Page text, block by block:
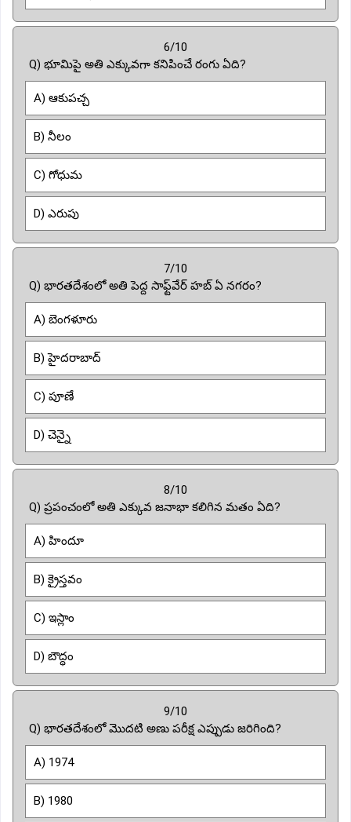
6/10
Q) భూమిపై అతి ఎక్కువగా కనిపించే రంగు ఏది?
A) ఆకుపచ్చ
B) నీలం
C) గోధుమ
D) ఎరుపు
7/10
Q) భారతదేశంలో అతి పెద్ద సాఫ్ట్‌వేర్ హబ్ ఏ నగరం?
A) బెంగళూరు
B) హైదరాబాద్
C) పూణే
D) చెన్నై
8/10
Q) ప్రపంచంలో అతి ఎక్కువ జనాభా కలిగిన మతం ఏది?
A) హిందూ
B) క్రైస్తవం
C) ఇస్లాం
D) బౌద్ధం
9/10
Q) భారతదేశంలో మొదటి అణు పరీక్ష ఎప్పుడు జరిగింది?
A) 1974
B) 1980